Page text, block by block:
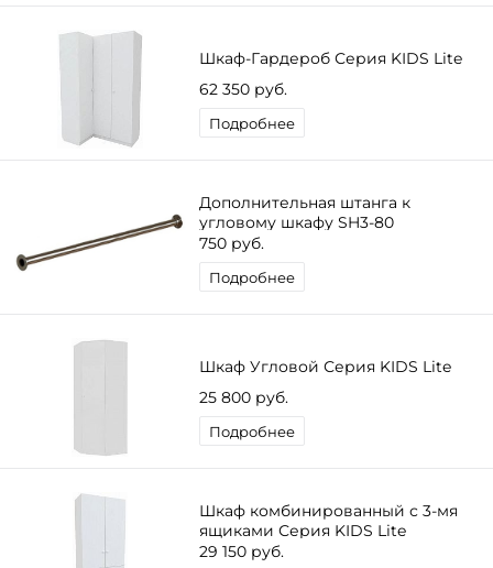
Шкаф-Гардероб Серия KIDS Lite
62 350 руб.
Подробнее
Дополнительная штанга к
угловому шкафу SH3-80
750 руб.
Подробнее
Шкаф Угловой Серия KIDS Lite
25 800 руб.
Подробнее
Шкаф комбинированный с 3-мя
ящиками Серия KIDS Lite
29 150 руб.